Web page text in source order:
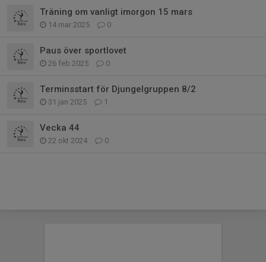
Träning om vanligt imorgon 15 mars
14 mar 2025 0
Paus över sportlovet
26 feb 2025 0
Terminsstart för Djungelgruppen 8/2
31 jan 2025 1
Vecka 44
22 okt 2024 0